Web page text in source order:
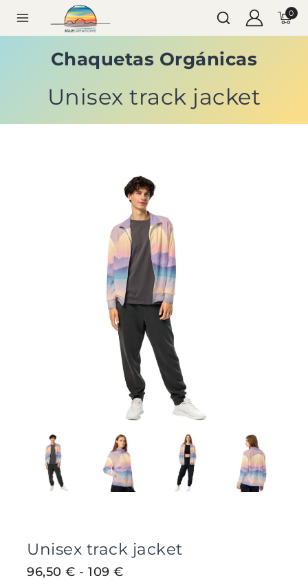
0
Chaquetas Orgánicas
Unisex track jacket
Unisex track jacket
96,50 € - 109 €